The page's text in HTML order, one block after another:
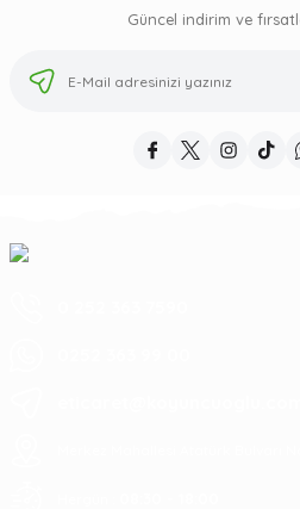
Güncel indirim ve